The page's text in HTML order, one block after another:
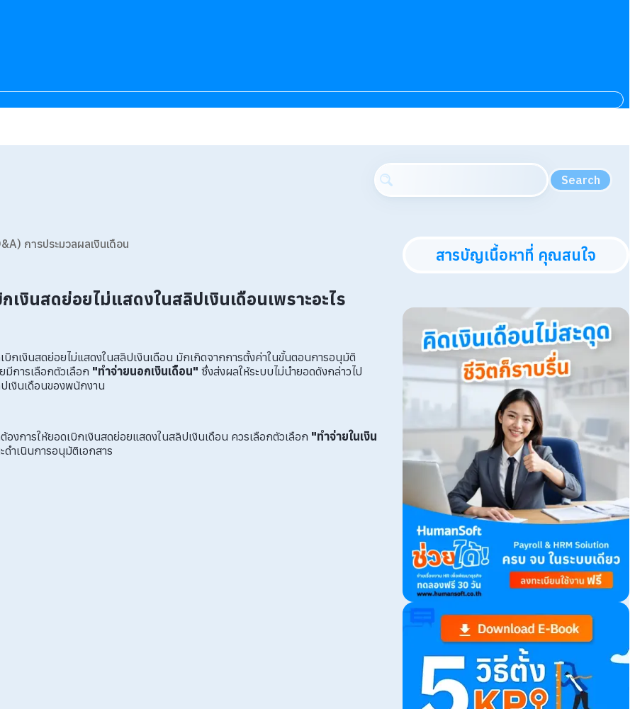
Search
การประมวลผลเงินเดือน
กเงินสดย่อยไม่แสดงในสลิปเงินเดือนเพราะอะไร
กเงินสดย่อยไม่แสดงในสลิปเงินเดือน มักเกิดจากการตั้งค่าในขั้นตอนการอนุมัติ
มีการเลือกตัวเลือก "ทำจ่ายนอกเงินเดือน" ซึ่งส่งผลให้ระบบไม่นำยอดดังกล่าวไป
เงินเดือนของพนักงาน
องการให้ยอดเบิกเงินสดย่อยแสดงในสลิปเงินเดือน ควรเลือกตัวเลือก "ทำจ่ายในเงิน
ดำเนินการอนุมัติเอกสาร
สารบัญเนื้อหาที่ คุณสนใจ